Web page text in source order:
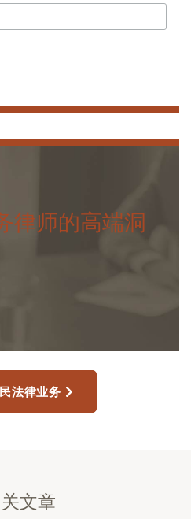
律师的高端洞
法律业务
文章